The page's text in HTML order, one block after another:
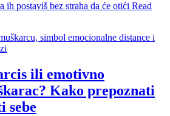
ih postaviš bez straha da će otići Read
ili emotivno
Kako prepoznati
sebe